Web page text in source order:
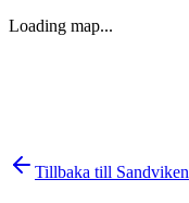
Loading map...
Tillbaka till Sandviken